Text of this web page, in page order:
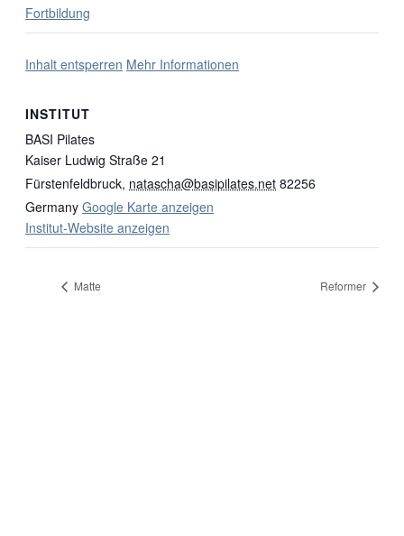
Fortbildung
INSTITUT
BASI Pilates
Kaiser Ludwig Straße 21
Fürstenfeldbruck, natascha@basipilates.net 82256
Germany Google Karte anzeigen
Institut-Website anzeigen
Inhalt entsperren Mehr Informationen
Matte Reformer